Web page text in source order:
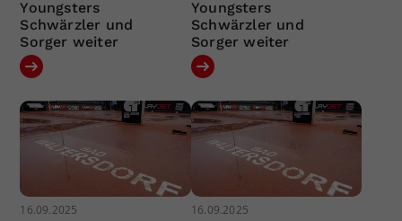
Youngsters
Schwärzler und
Sorger weiter
Youngsters
Schwärzler und
Sorger weiter
16.09.2025 16.09.2025